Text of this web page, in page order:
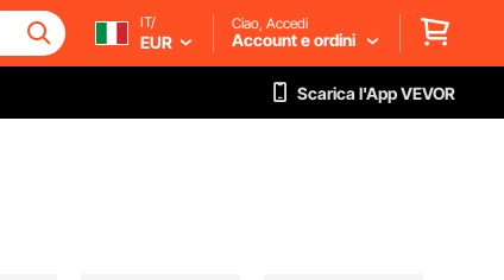
IT/
EUR
Ciao, Accedi
Account e ordini
Scarica l'App VEVOR